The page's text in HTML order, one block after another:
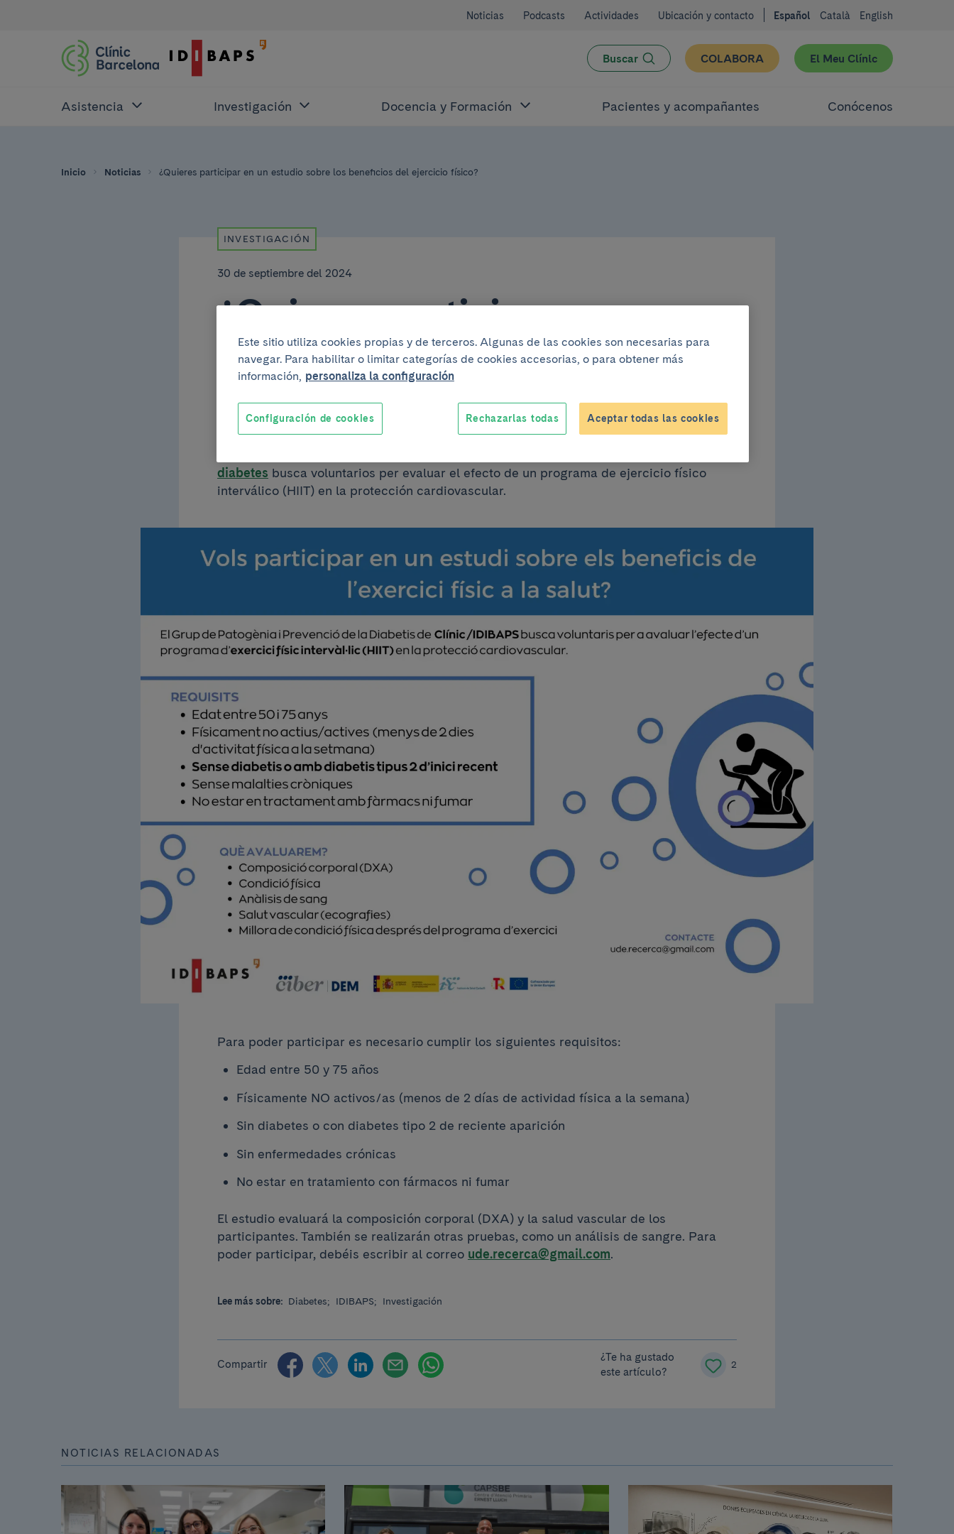
Noticias Podcasts Actividades Ubicación y contacto Español Català English
Buscar COLABORA El Meu Clínic
Asistencia Investigación Docencia y Formación Pacientes y acompañantes Conócenos
Inicio Noticias ¿Quieres participar en un estudio sobre los beneficios del ejercicio físico?
INVESTIGACIÓN
30 de septiembre del 2024
¿Quieres participar en un
estudio sobre los beneficios
del ejercicio físico?
diabetes busca voluntarios per evaluar el efecto de un programa de ejercicio físico
interválico (HIIT) en la protección cardiovascular.
Para poder participar es necesario cumplir los siguientes requisitos:
Edad entre 50 y 75 años
Físicamente NO activos/as (menos de 2 días de actividad física a la semana)
Sin diabetes o con diabetes tipo 2 de reciente aparición
Sin enfermedades crónicas
No estar en tratamiento con fármacos ni fumar
El estudio evaluará la composición corporal (DXA) y la salud vascular de los
participantes. También se realizarán otras pruebas, como un análisis de sangre. Para
poder participar, debéis escribir al correo ude.recerca@gmail.com.
Lee más sobre: Diabetes; IDIBAPS; Investigación
Compartir
¿Te ha gustado
este artículo?
2
NOTICIAS RELACIONADAS
Este sitio utiliza cookies propias y de terceros. Algunas de las cookies son necesarias para
navegar. Para habilitar o limitar categorías de cookies accesorias, o para obtener más
información, personaliza la configuración
Rechazarlas todas Aceptar todas las cookies
Configuración de cookies